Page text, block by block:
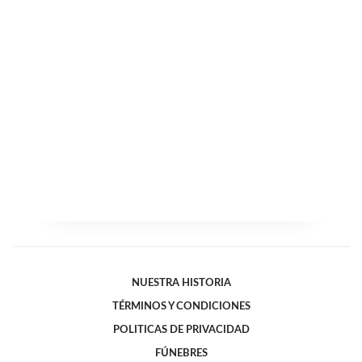
NUESTRA HISTORIA
TÉRMINOS Y CONDICIONES
POLITICAS DE PRIVACIDAD
FÚNEBRES